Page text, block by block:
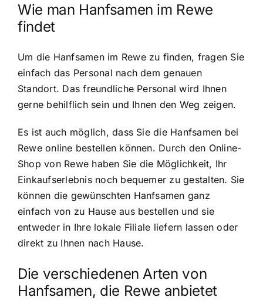
Wie man Hanfsamen im Rewe
findet
Um die Hanfsamen im Rewe zu finden, fragen Sie
einfach das Personal nach dem genauen
Standort. Das freundliche Personal wird Ihnen
gerne behilflich sein und Ihnen den Weg zeigen.
Es ist auch möglich, dass Sie die Hanfsamen bei
Rewe online bestellen können. Durch den Online-
Shop von Rewe haben Sie die Möglichkeit, Ihr
Einkaufserlebnis noch bequemer zu gestalten. Sie
können die gewünschten Hanfsamen ganz
einfach von zu Hause aus bestellen und sie
entweder in Ihre lokale Filiale liefern lassen oder
direkt zu Ihnen nach Hause.
Die verschiedenen Arten von
Hanfsamen, die Rewe anbietet